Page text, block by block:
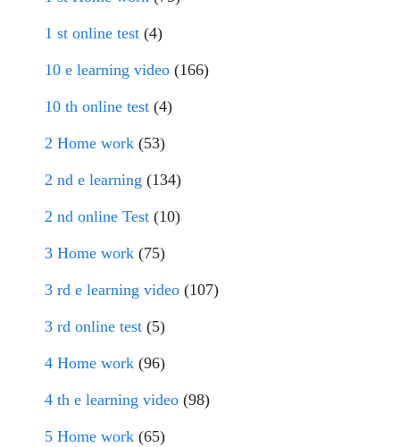
1 st online test (4)
10 e learning video (166)
10 th online test (4)
2 Home work (53)
2 nd e learning (134)
2 nd online Test (10)
3 Home work (75)
3 rd e learning video (107)
3 rd online test (5)
4 Home work (96)
4 th e learning video (98)
5 Home work (65)